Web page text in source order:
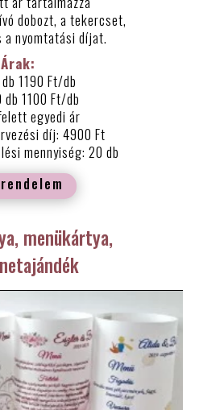
dobozt, a tekercset,
a nyomtatási díjat.
Árak:
1190 Ft/db
db 1100 Ft/db
egyedi ár
díj: 4900 Ft
mennyiség: 20 db
menükártya,